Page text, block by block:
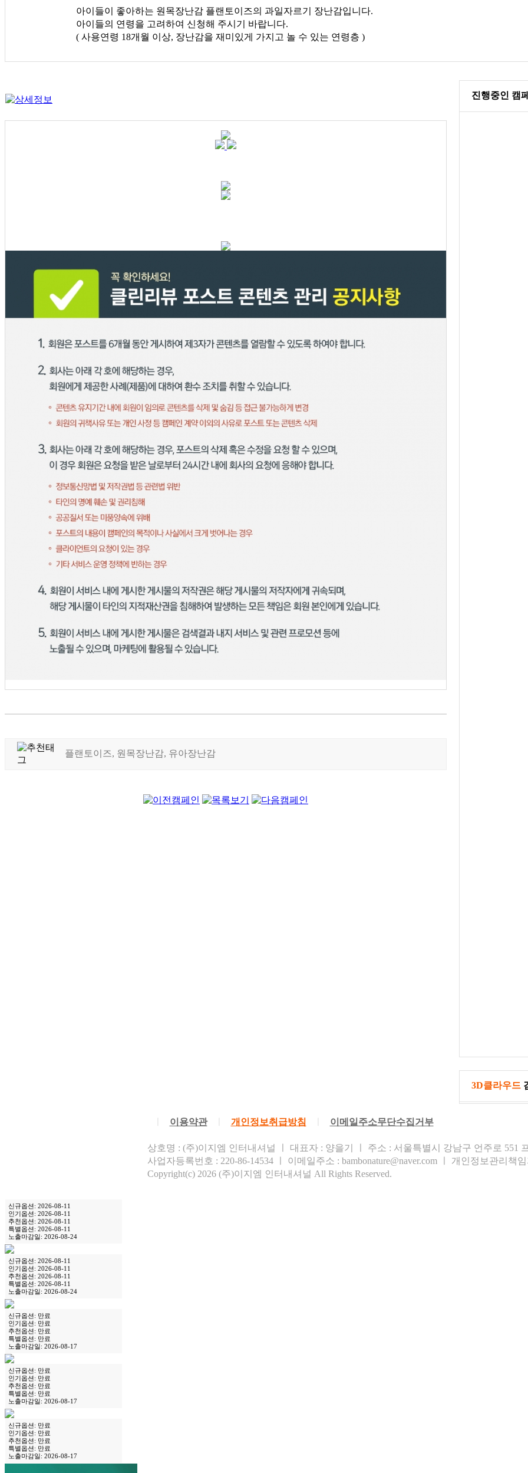
아이들이 좋아하는 원목장난감 플랜토이즈의 과일자르기 장난감입니다.
아이들의 연령을 고려하여 신청해 주시기 바랍니다.
( 사용연령 18개월 이상, 장난감을 재미있게 가지고 놀 수 있는 연령층 )
플랜토이즈, 원목장난감, 유아장난감
진행중인 캠
3D클라우드
이용약관 개인정보취급방침 이메일주소무단수집거부
상호명 : (주)이지엠 인터내셔널 ㅣ 대표자 : 양을기 ㅣ 주소 : 서울특별시 강남구 언주로 551
사업자등록번호 : 220-86-14534 ㅣ 이메일주소 : bambonature@naver.com ㅣ 개인정보관리책
Copyright(c) 2026 (주)이지엠 인터내셔널 All Rights Reserved.
신규옵션: 2026-08-11
인기옵션: 2026-08-11
추천옵션: 2026-08-11
특별옵션: 2026-08-11
노출마감일: 2026-08-24
신규옵션: 2026-08-11
인기옵션: 2026-08-11
추천옵션: 2026-08-11
특별옵션: 2026-08-11
노출마감일: 2026-08-24
신규옵션: 만료
인기옵션: 만료
추천옵션: 만료
특별옵션: 만료
노출마감일: 2026-08-17
신규옵션: 만료
인기옵션: 만료
추천옵션: 만료
특별옵션: 만료
노출마감일: 2026-08-17
신규옵션: 만료
인기옵션: 만료
추천옵션: 만료
특별옵션: 만료
노출마감일: 2026-08-17